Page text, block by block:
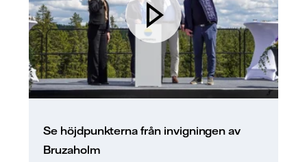
Se höjdpunkterna från invigningen av
Bruzaholm